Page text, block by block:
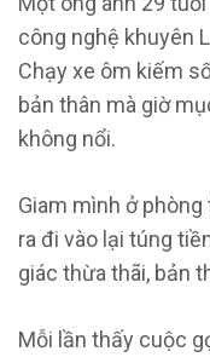
công nghệ khuyên
Chạy xe ôm kiếm
bản thân mà giờ
không nổi.
Giam mình ở
ra đi vào lại túng
giác thừa thãi, bản
Mỗi lần thấy cuộc